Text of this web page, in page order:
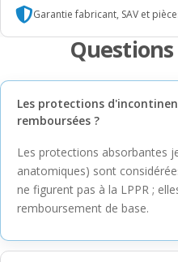
Garantie fabricant, SAV et
Les protections
remboursées ?
Les protections absorbantes
anatomiques) sont
ne figurent pas à la LPPR ;
remboursement de base.